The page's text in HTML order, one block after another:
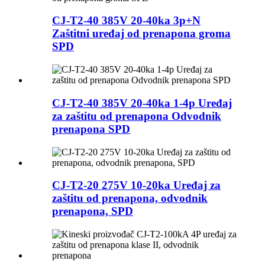
CJ-T2-40 385V 20-40ka 3p+N
Zaštitni uređaj od prenapona groma
SPD
CJ-T2-40 385V 20-40ka 1-4p Uređaj
za zaštitu od prenapona Odvodnik
prenapona SPD
CJ-T2-20 275V 10-20ka Uređaj za
zaštitu od prenapona, odvodnik
prenapona, SPD